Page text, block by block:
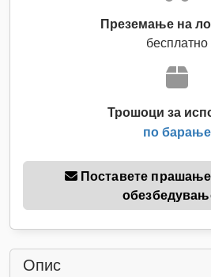
Преземање на
бесплатно
Трошоци за
по барање
Поставете прашање во врска со
Опис